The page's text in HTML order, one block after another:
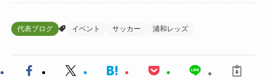
代表ブログ イベント サッカー 浦和レッズ